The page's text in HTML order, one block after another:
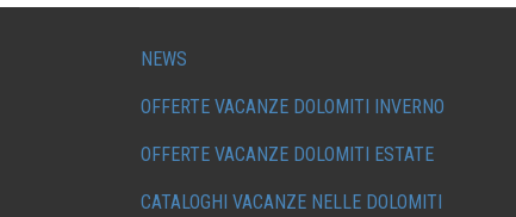
NEWS
OFFERTE VACANZE DOLOMITI INVERNO
OFFERTE VACANZE DOLOMITI ESTATE
CATALOGHI VACANZE NELLE DOLOMITI